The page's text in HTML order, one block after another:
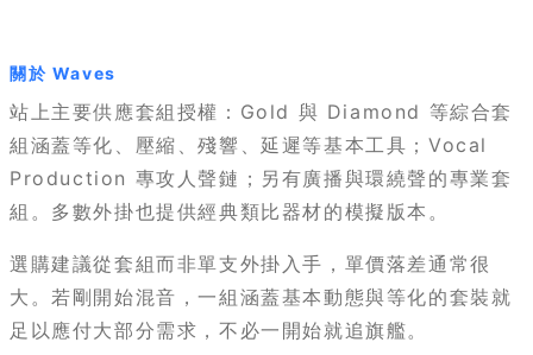
關於 Waves
站上主要供應套組授權：Gold 與 Diamond 等綜合套
組涵蓋等化、壓縮、殘響、延遲等基本工具；Vocal
Production 專攻人聲鏈；另有廣播與環繞聲的專業套
組。多數外掛也提供經典類比器材的模擬版本。
選購建議從套組而非單支外掛入手，單價落差通常很
大。若剛開始混音，一組涵蓋基本動態與等化的套裝就
足以應付大部分需求，不必一開始就追旗艦。